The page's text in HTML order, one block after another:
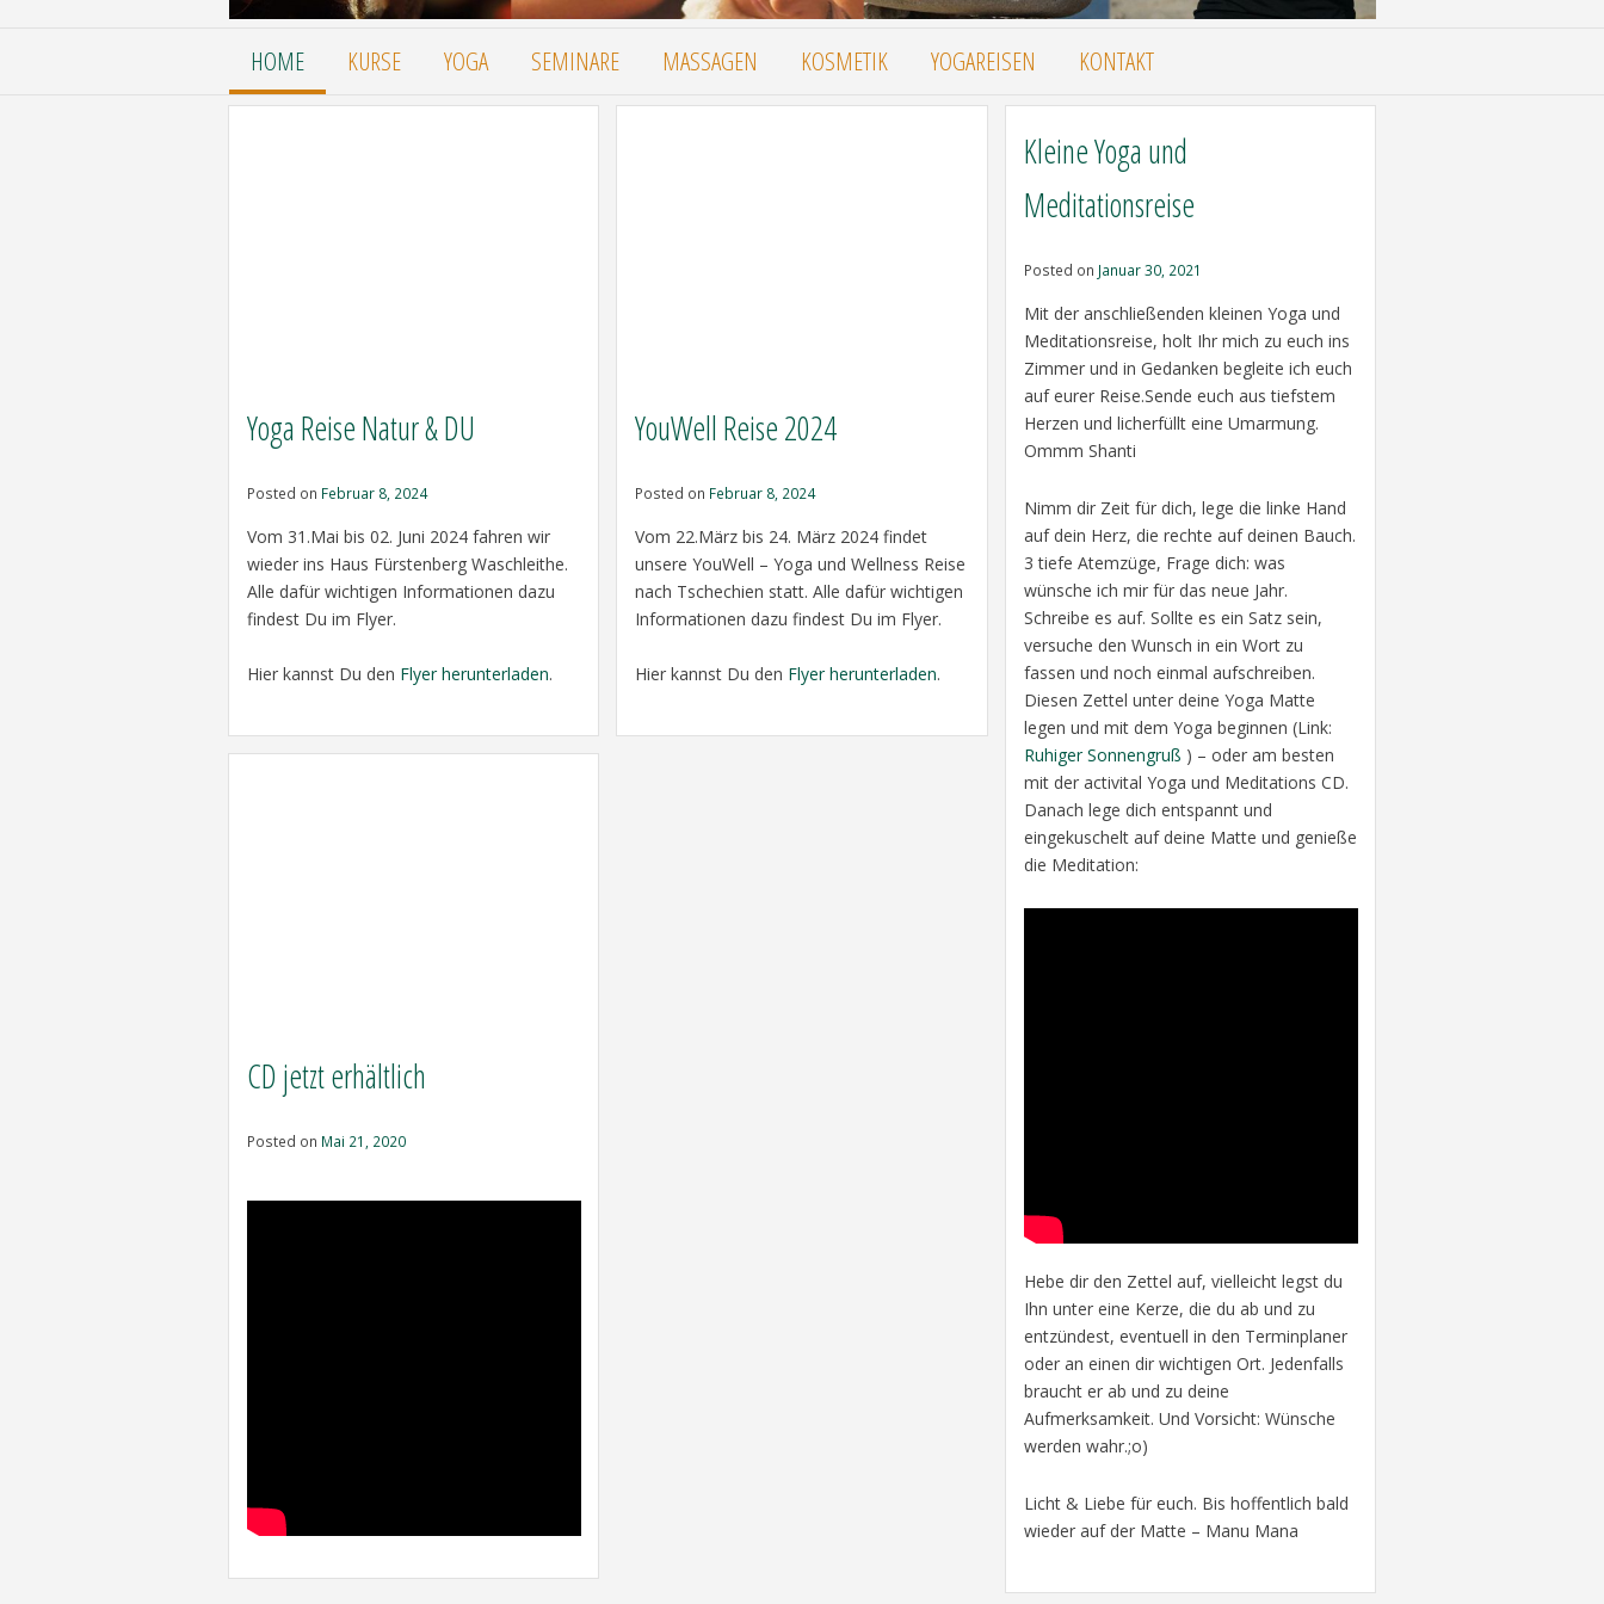
HOME KURSE YOGA SEMINARE MASSAGEN KOSMETIK YOGAREISEN KONTAKT
Yoga Reise Natur & DU
Posted on Februar 8, 2024
Vom 31.Mai bis 02. Juni 2024 fahren wir
wieder ins Haus Fürstenberg Waschleithe.
Alle dafür wichtigen Informationen dazu
findest Du im Flyer.
Hier kannst Du den Flyer herunterladen.
YouWell Reise 2024
Posted on Februar 8, 2024
Vom 22.März bis 24. März 2024 findet
unsere YouWell – Yoga und Wellness Reise
nach Tschechien statt. Alle dafür wichtigen
Informationen dazu findest Du im Flyer.
Hier kannst Du den Flyer herunterladen.
Kleine Yoga und
Meditationsreise
Posted on Januar 30, 2021
Mit der anschließenden kleinen Yoga und
Meditationsreise, holt Ihr mich zu euch ins
Zimmer und in Gedanken begleite ich euch
auf eurer Reise.Sende euch aus tiefstem
Herzen und licherfüllt eine Umarmung.
Ommm Shanti
Nimm dir Zeit für dich, lege die linke Hand
auf dein Herz, die rechte auf deinen Bauch.
3 tiefe Atemzüge, Frage dich: was
wünsche ich mir für das neue Jahr.
Schreibe es auf. Sollte es ein Satz sein,
versuche den Wunsch in ein Wort zu
fassen und noch einmal aufschreiben.
Diesen Zettel unter deine Yoga Matte
legen und mit dem Yoga beginnen (Link:
Ruhiger Sonnengruß ) – oder am besten
mit der activital Yoga und Meditations CD.
Danach lege dich entspannt und
eingekuschelt auf deine Matte und genieße
die Meditation:
Hebe dir den Zettel auf, vielleicht legst du
Ihn unter eine Kerze, die du ab und zu
entzündest, eventuell in den Terminplaner
oder an einen dir wichtigen Ort. Jedenfalls
braucht er ab und zu deine
Aufmerksamkeit. Und Vorsicht: Wünsche
werden wahr.;o)
Licht & Liebe für euch. Bis hoffentlich bald
wieder auf der Matte – Manu Mana
CD jetzt erhältlich
Posted on Mai 21, 2020